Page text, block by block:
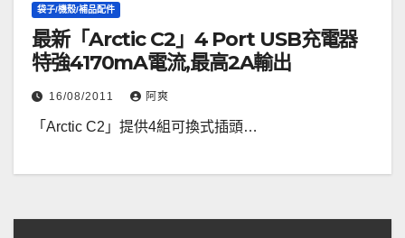
袋子/機殼/補品配件
最新「Arctic C2」4 Port USB充電器
特強4170mA電流,最高2A輸出
16/08/2011 阿爽
「Arctic C2」提供4組可換式插頭…